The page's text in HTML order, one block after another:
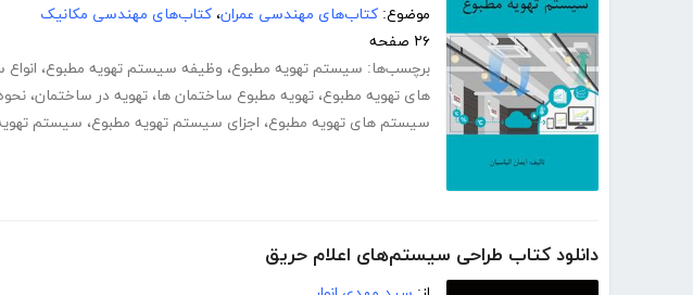
موضوع: کتاب‌های مهندسی عمران، کتاب‌های مهندسی مکانیک
۲۶ صفحه
برچسب‌ها: سیستم تهویه مطبوع، وظیفه سیستم تهویه مطبوع،
های تهویه مطبوع، تهویه مطبوع ساختمان ها، تهویه در ساختمان،
سیستم های تهویه مطبوع، اجزای سیستم تهویه مطبوع، سیستم
دانلود کتاب طراحی سیستم‌های اعلام حریق